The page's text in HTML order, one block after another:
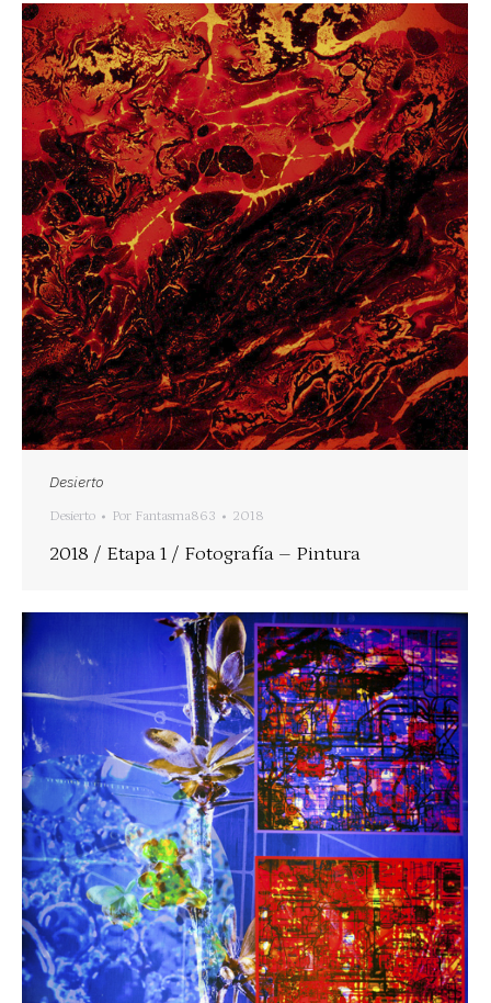
Desierto
Desierto Por Fantasma863 2018
2018 / Etapa 1 / Fotografía – Pintura